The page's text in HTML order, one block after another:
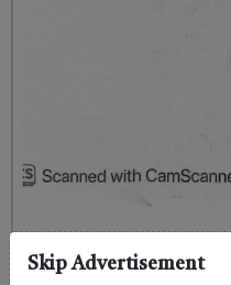
Skip Advertisement